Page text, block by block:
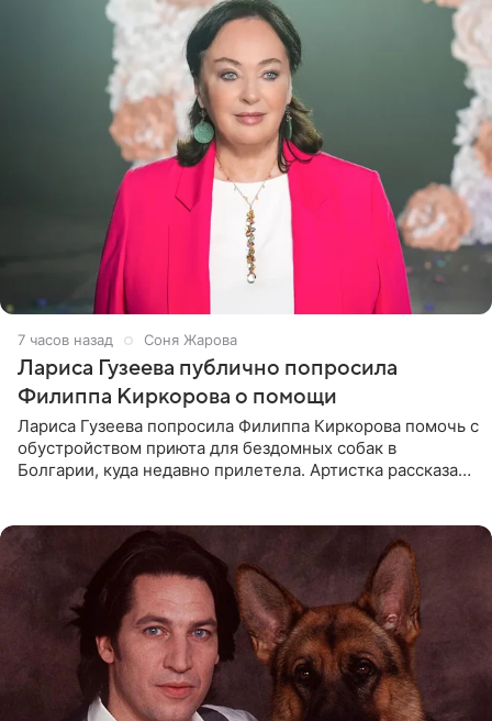
7 часов назад Соня Жарова
Лариса Гузеева публично попросила
Филиппа Киркорова о помощи
Лариса Гузеева попросила Филиппа Киркорова помочь с
обустройством приюта для бездомных собак в
Болгарии, куда недавно прилетела. Артистка рассказала